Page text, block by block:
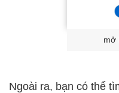
mở
Ngoài ra, bạn có thể